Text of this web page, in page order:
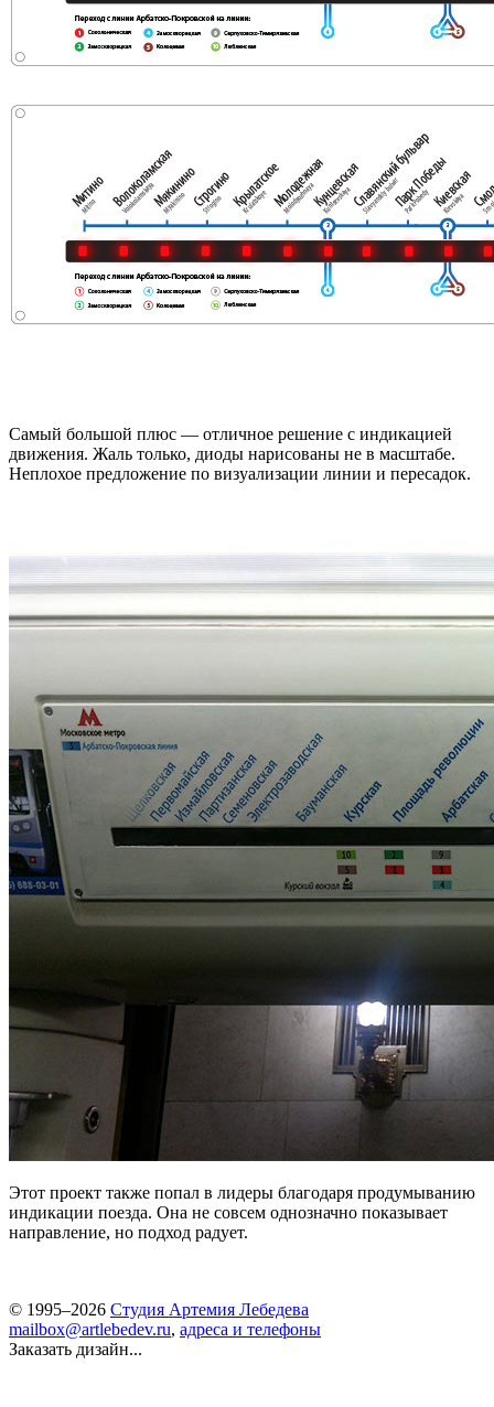
Самый большой плюс — отличное решение с индикацией
движения. Жаль только, диоды нарисованы не в масштабе.
Неплохое предложение по визуализации линии и пересадок.
Этот проект также попал в лидеры благодаря продумыванию
индикации поезда. Она не совсем однозначно показывает
направление, но подход радует.
© 1995–2026 Студия Артемия Лебедева
mailbox@artlebedev.ru, адреса и телефоны
Заказать дизайн...